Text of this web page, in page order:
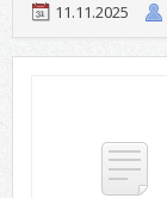
11.11.2025